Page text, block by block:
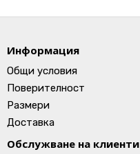
Информация
Общи условия
Поверителност
Размери
Доставка
Обслужване на клиенти